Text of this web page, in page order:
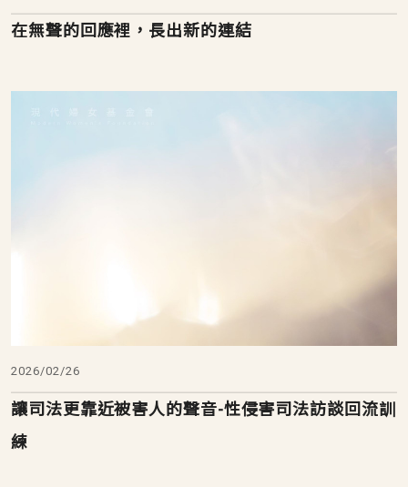
在無聲的回應裡，長出新的連結
2026/02/26
讓司法更靠近被害人的聲音-性侵害司法訪談回流訓
練